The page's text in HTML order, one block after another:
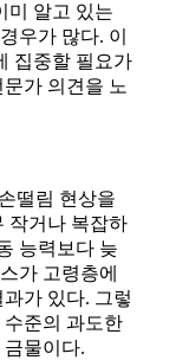
미 알고 있는
우가 많다. 이
집중할 필요가
가 의견을 노
떨림 현상을
작거나 복잡하
능력보다 늦
가 고령층에
가 있다. 그렇
준의 과도한
물이다.